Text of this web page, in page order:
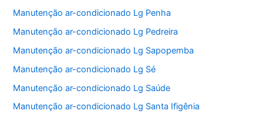
Manutenção ar-condicionado Lg Penha
Manutenção ar-condicionado Lg Pedreira
Manutenção ar-condicionado Lg Sapopemba
Manutenção ar-condicionado Lg Sé
Manutenção ar-condicionado Lg Saúde
Manutenção ar-condicionado Lg Santa Ifigênia